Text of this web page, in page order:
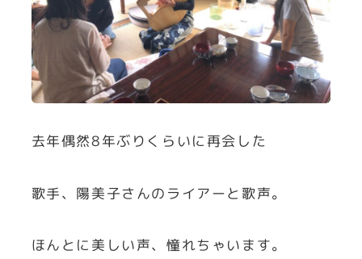
去年偶然8年ぶりくらいに再会した
歌手、陽美子さんのライアーと歌声。
ほんとに美しい声、憧れちゃいます。